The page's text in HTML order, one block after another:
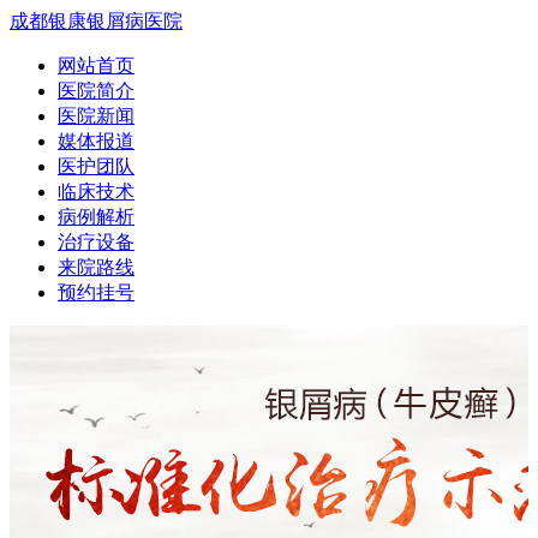
成都银康银屑病医院
网站首页
医院简介
医院新闻
媒体报道
医护团队
临床技术
病例解析
治疗设备
来院路线
预约挂号